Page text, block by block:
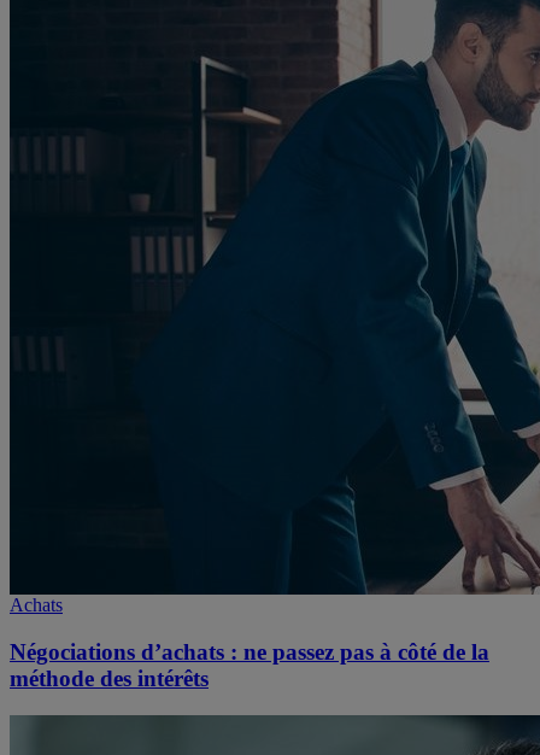
Achats
Négociations d’achats : ne passez pas à côté de la
méthode des intérêts